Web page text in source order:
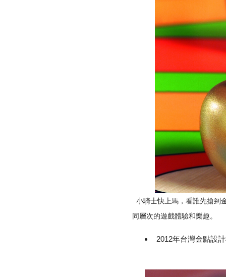
小騎士快上馬，看誰先搶到
同層次的遊戲體驗和樂
2012年台灣金點設